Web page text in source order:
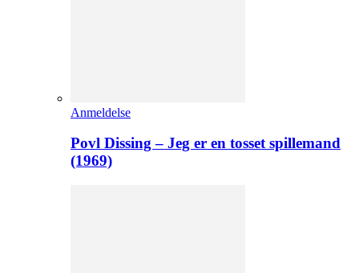
Anmeldelse
Povl Dissing – Jeg er en tosset spillemand
(1969)